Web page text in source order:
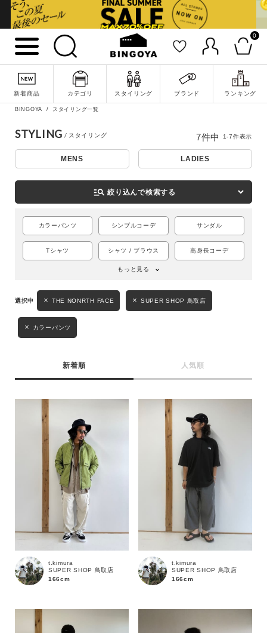
0
新着商品 カテゴリ スタイリング ブランド ランキング
キーワード
MENS KIDS
カテゴリ
サイズ
BINGOYA スタイリング一覧
STYLING
MENS LADIES
manage_search 絞り込んで検索する
カラーパンツ シンプルコーデ サンダル
Tシャツ シャツ / ブラウス 高身長コーデ
もっと見る
THE NONRTH FACE SUPER SHOP 鳥取店
カラーパンツ
新着順 人気順
7件中 1-7件表示
t.kimura
SUPER SHOP 鳥取店
166cm
t.kimura
SUPER SHOP 鳥取店
166cm